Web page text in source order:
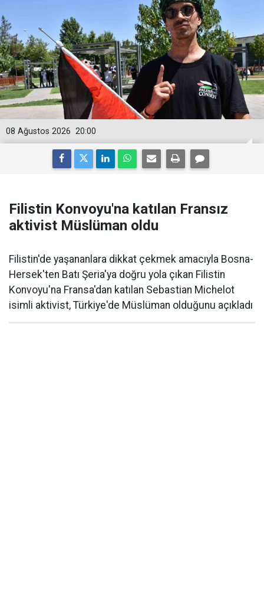
20:00
08 Ağustos 2026
Filistin Konvoyu'na katılan Fransız
aktivist Müslüman oldu
Filistin'de yaşananlara dikkat çekmek amacıyla Bosna-
Hersek'ten Batı Şeria'ya doğru yola çıkan Filistin
Konvoyu'na Fransa'dan katılan Sebastian Michelot
isimli aktivist, Türkiye'de Müslüman olduğunu açıkladı